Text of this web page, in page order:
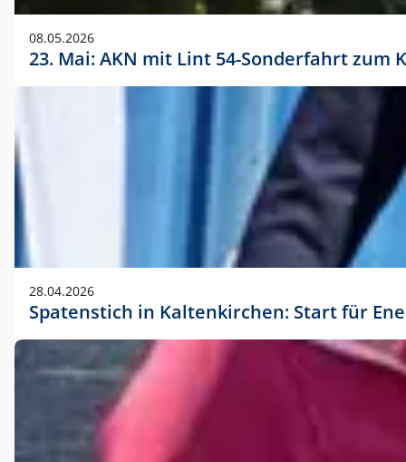
08.05.2026
23. Mai: AKN mit Lint 54-Sonderfahrt
28.04.2026
Spatenstich in Kaltenkirchen: Start für